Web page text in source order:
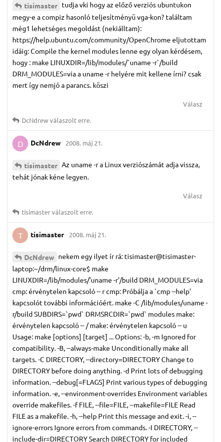
tisimaster tudja vki hogy az előző verziós ubuntukon
megy-e a compiz hasonló teljesítményü vga-kon? találtam
még1 lehetséges megoldást (nekiálltam):
https://help.ubuntu.com/community/OpenChrome eljutottam
idáig: Compile the kernel modules lenne egy olyan kérdésem,
hogy : make LINUXDIR=/lib/modules/`uname -r`/build
DRM_MODULES=via a uname -r helyére mit kellene írni? csak
mert így nemjó a parancs. köszi
Válasz
DcNdrewválaszolt erre.
D DcNdrew 2008. máj 21.
tisimaster Az uname -r a Linux verziószámát adja vissza,
tehát jónak kéne legyen.
Válasz
tisimasterválaszolt erre.
T tisimaster 2008. máj 21.
DcNdrew nekem egy ilyet ír rá: tisimaster@tisimaster-
laptop:~/drm/linux-core$ make
LINUXDIR=/lib/modules/'uname -r'/build DRM_MODULES=via
cmp: érvénytelen kapcsoló -- r cmp: Próbálja a `cmp --help'
kapcsolót további információért. make -C /lib/modules/uname -
r/build SUBDIRS=`pwd` DRMSRCDIR=`pwd` modules make:
érvénytelen kapcsoló -- / make: érvénytelen kapcsoló -- u
Usage: make [options] [target] ... Options: -b, -m Ignored for
compatibility. -B, --always-make Unconditionally make all
targets. -C DIRECTORY, --directory=DIRECTORY Change to
DIRECTORY before doing anything. -d Print lots of debugging
information. --debug[=FLAGS] Print various types of debugging
information. -e, --environment-overrides Environment variables
override makefiles. -f FILE, --file=FILE, --makefile=FILE Read
FILE as a makefile. -h, --help Print this message and exit. -i, --
ignore-errors Ignore errors from commands. -I DIRECTORY, --
include-dir=DIRECTORY Search DIRECTORY for included